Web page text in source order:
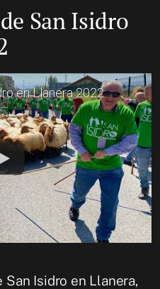
San Isidro
en Llanera 2022
Isidro en Llanera,